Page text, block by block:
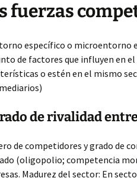
fuerzas
específico o microentorno
de factores que influyen en
o estén en el mismo
de rivalidad
de competidores y grado de
(oligopolio; competencia
Madurez del sector: En